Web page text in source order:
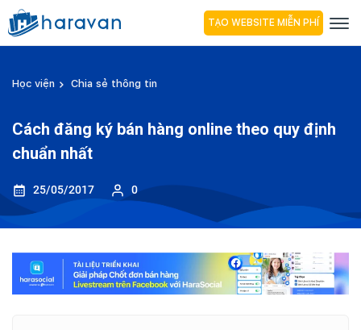
TẠO WEBSITE MIỄN PHÍ
Học viện Chia sẻ thông tin
Cách đăng ký bán hàng online theo quy định
chuẩn nhất
25/05/2017 0